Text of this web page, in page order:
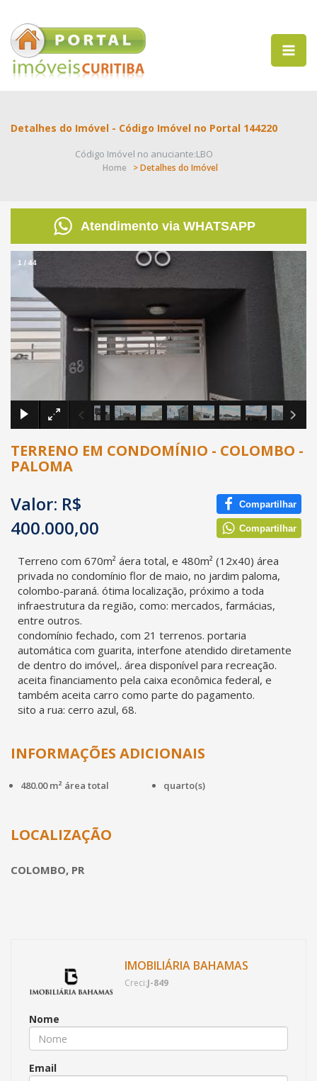
Detalhes do Imóvel - Código Imóvel no Portal 144220
Código Imóvel no anuciante:LBO
Home > Detalhes do Imóvel
Atendimento via WHATSAPP
×
1 / 44
TERRENO EM CONDOMÍNIO - COLOMBO -
PALOMA
Valor: R$
400.000,00
Compartilhar
Compartilhar
Terreno com 670m² áera total, e 480m² (12x40) área
privada no condomínio flor de maio, no jardim paloma,
colombo-paraná. ótima localização, próximo a toda
infraestrutura da região, como: mercados, farmácias,
entre outros.
condomínio fechado, com 21 terrenos. portaria
automática com guarita, interfone atendido diretamente
de dentro do imóvel,. área disponível para recreação.
aceita financiamento pela caixa econômica federal, e
também aceita carro como parte do pagamento.
sito a rua: cerro azul, 68.
INFORMAÇÕES ADICIONAIS
480.00 m² área total quarto(s)
LOCALIZAÇÃO
COLOMBO, PR
IMOBILIÁRIA BAHAMAS
Creci:J-849
Nome
Email